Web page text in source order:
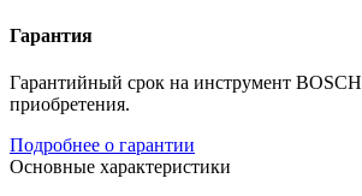
Гарантия
Гарантийный срок на инструмент BOSCH
приобретения.
Подробнее о гарантии
Основные характеристики